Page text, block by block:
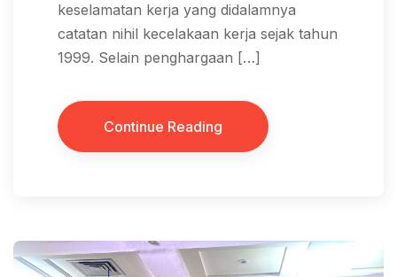
keselamatan kerja yang didalamnya
catatan nihil kecelakaan kerja sejak tahun
1999. Selain penghargaan […]
Continue Reading